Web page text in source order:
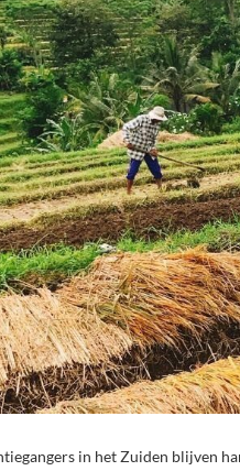
in het Zuiden blijven